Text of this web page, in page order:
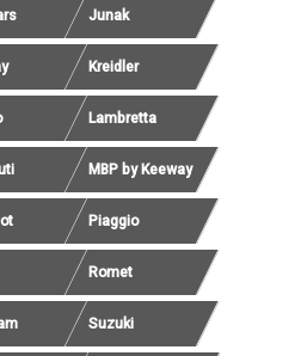
Junak
Kreidler
Lambretta
MBP by Keeway
Piaggio
Romet
Suzuki